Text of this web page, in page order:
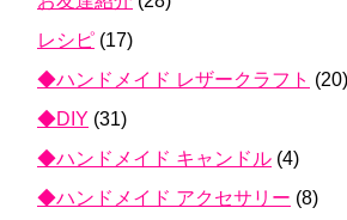
レシピ (17)
◆ハンドメイド レザークラフト (20)
◆DIY (31)
◆ハンドメイド キャンドル (4)
◆ハンドメイド アクセサリー (8)